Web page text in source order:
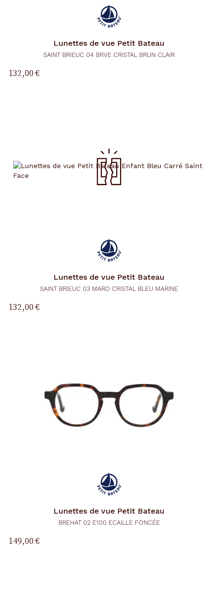
Lunettes de vue Petit Bateau
SAINT BRIEUC 04 BRVE CRISTAL BRUN CLAIR
132,00 €
Lunettes de vue Petit Bateau
SAINT BRIEUC 03 MARO CRISTAL BLEU MARINE
132,00 €
Lunettes de vue Petit Bateau
BREHAT 02 E100 ECAILLE FONCÉE
149,00 €